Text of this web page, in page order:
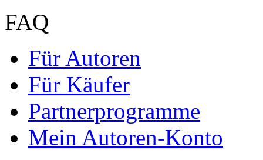
FAQ
Für Autoren
Für Käufer
Partnerprogramme
Mein Autoren-Konto